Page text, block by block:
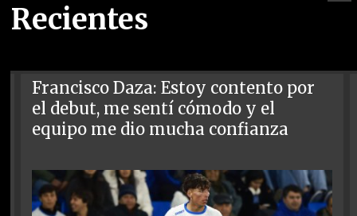
Recientes
Francisco Daza: Estoy contento por
el debut, me sentí cómodo y el
equipo me dio mucha confianza